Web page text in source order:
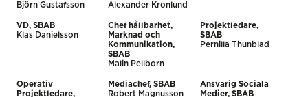
Björn Gustafsson
Alexander Kronlund
VD, SBAB
Klas Danielsson
Chef hållbarhet,
Marknad och
Kommunikation,
SBAB
Malin Pellborn
Projektledare,
SBAB
Pernilla Thunblad
Operativ
Projektledare,
Mediachef, SBAB
Robert Magnusson
Ansvarig Sociala
Medier, SBAB